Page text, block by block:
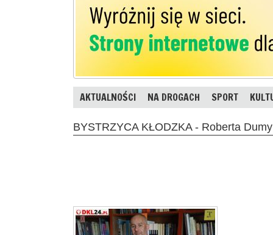
AKTUALNOŚCI NA DROGACH SPORT
BYSTRZYCA KŁODZKA - Roberta